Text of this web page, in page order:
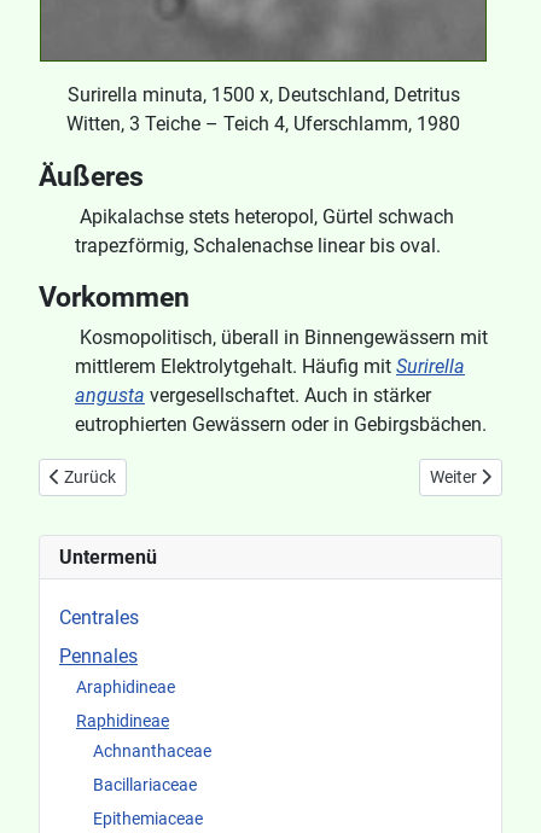
Untermenü
Centrales
Pennales
Araphidineae
Raphidineae
Achnanthaceae
Bacillariaceae
Epithemiaceae
Surirella minuta, 1500 x, Deutschland, Detritus
Witten, 3 Teiche – Teich 4, Uferschlamm, 1980
Äußeres
Apikalachse stets heteropol, Gürtel schwach
trapezförmig, Schalenachse linear bis oval.
Vorkommen
Kosmopolitisch, überall in Binnengewässern mit
mittlerem Elektrolytgehalt. Häufig mit Surirella
angusta vergesellschaftet. Auch in stärker
eutrophierten Gewässern oder in Gebirgsbächen.
Vorheriger Beitrag: Surirella elegans
Zurück Nächster
Weiter